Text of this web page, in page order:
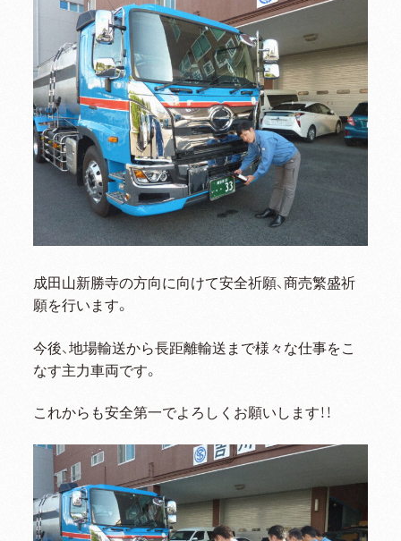
成田山新勝寺の方向に向けて安全祈願、商売繁盛祈
願を行います。
今後、地場輸送から長距離輸送まで様々な仕事をこ
なす主力車両です。
これからも安全第一でよろしくお願いします！！